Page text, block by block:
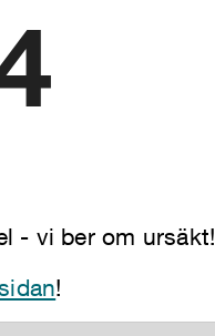
- vi ber om ursäkt!
!